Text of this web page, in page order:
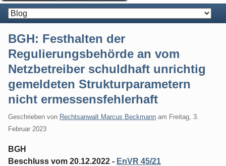
BGH: Festhalten der
Regulierungsbehörde an vom
Netzbetreiber schuldhaft unrichtig
gemeldeten Strukturparametern
nicht ermessensfehlerhaft
Geschrieben von Rechtsanwalt Marcus Beckmann am Freitag, 3.
Februar 2023
BGH
Beschluss vom 20.12.2022 - EnVR 45/21